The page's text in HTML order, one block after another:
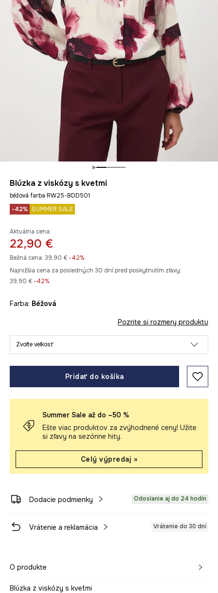
Blúzka z viskózy s kvetmi
béžová farba RW25-BDD501
-42% SUMMER SALE
Aktuálna cena:
22,90 €
Bežná cena: 39,90 € -42%
Najnižšia cena za posledných 30 dní pred poskytnutím zľavy:
39,90 € -42%
Farba: béžová
Pozrite si rozmery produktu
Zvoľte veľkosť
Pridať do košíka
Summer Sale až do –50 %
Ešte viac produktov za zvýhodnené ceny! Užite
si zľavy na sezónne hity.
Celý výpredaj »
Dodacie podmienky Odoslanie aj do 24 hodín
Vrátenie a reklamácia Vrátenie do 30 dní
O produkte
Blúzka z viskózy s kvetmi